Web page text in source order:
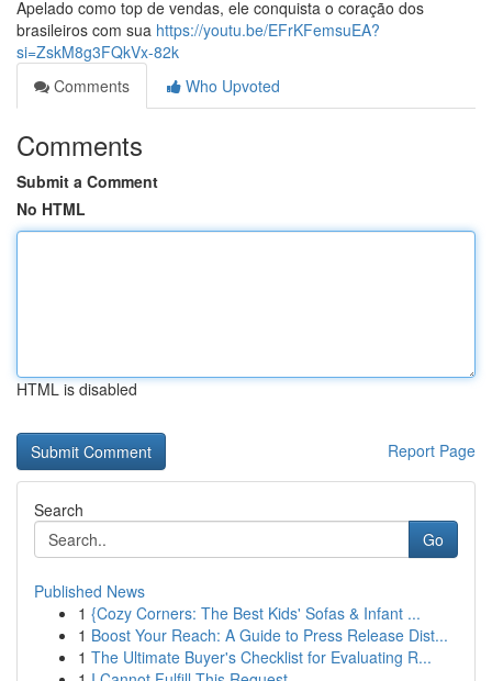
Apelado como top de vendas, ele conquista o coração dos
brasileiros com sua https://youtu.be/EFrKFemsuEA?
si=ZskM8g3FQkVx-82k
Comments
Who Upvoted
Comments
Submit a Comment
No HTML
HTML is disabled
Report Page
Search
Go
Published News
1 {Cozy Corners: The Best Kids' Sofas & Infant ...
1 Boost Your Reach: A Guide to Press Release Dist...
1 The Ultimate Buyer's Checklist for Evaluating R...